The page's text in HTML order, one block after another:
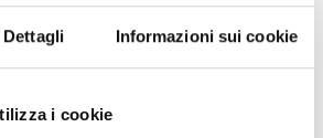
Dettagli Informazioni sui cookie
i cookie
a inTHERAPY anche su